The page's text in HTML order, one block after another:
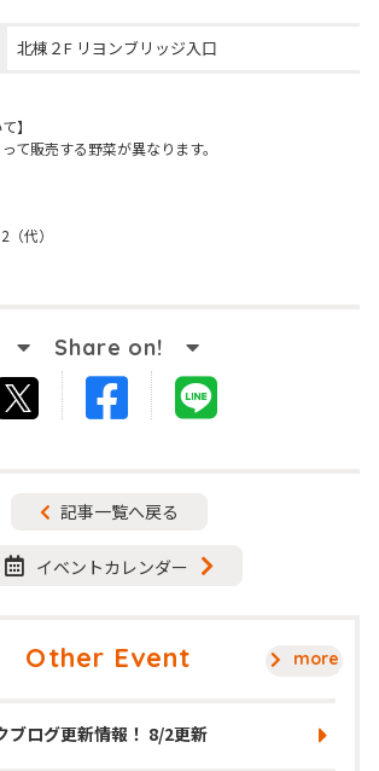
北棟２F リヨンブリッジ入口
】
て販売する野菜が異なります。
Facebook
記事一覧へ戻る
イベントカレンダー
Other Event more
ブログ更新情報！ 8/2更新